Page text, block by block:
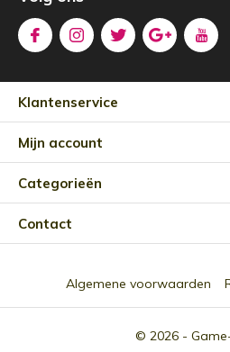
Klantenservice
Mijn account
Categorieën
Contact
© 2026 -
Algemene voorwaarden